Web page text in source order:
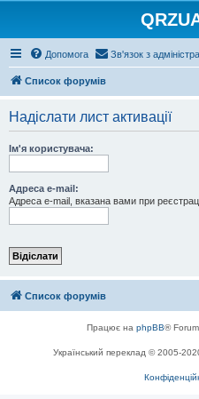
Допомога Зв'язок з
Список форумів
Надіслати лист активації
Ім'я користувача:
Адреса e-mail:
Адреса e-mail, вказана вами при
Список форумів
Працює на phpBB®
Український переклад © 2005-